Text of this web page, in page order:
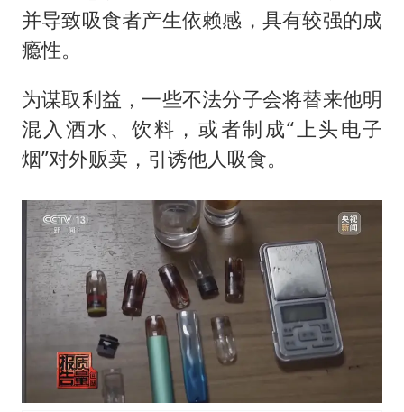
并导致吸食者产生依赖感，具有较强的成
瘾性。
为谋取利益，一些不法分子会将替来他明
混入酒水、饮料，或者制成“上头电子
烟”对外贩卖，引诱他人吸食。